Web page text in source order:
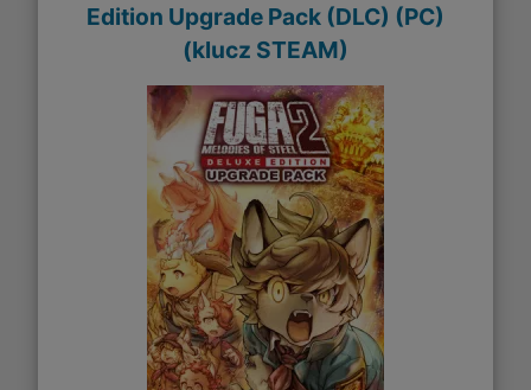
Edition Upgrade Pack (DLC) (PC)
(klucz STEAM)